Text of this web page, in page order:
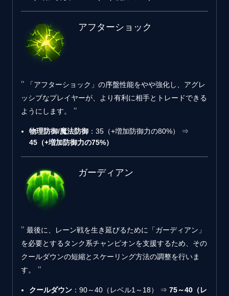
アフターショック
「アフターショック」の序盤性能をやや強化し、アグレ
ッシブなプレイヤーが、より有利に相手とトレードできる
ようにします。
物理防御/魔法防御 ：35（+増加防御力の80%） ⇒
45（+増加防御力の75%）
ガーディアン
最後に、レーン戦を生き延びるために「ガーディアン」
を必要とするタンク系チャンピオンを支援するため、その
クールダウンの短縮とスケーリング方法の調整を行いま
す。
クールダウン ：90～40（レベル1～18） ⇒ 75～40（レ